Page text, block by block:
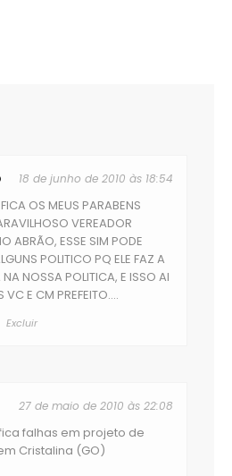
27 de maio de 2010 às 22:08
falhas em projeto de
Cristalina (GO)
18 de junho de 2010 às 18:54
OS MEUS PARABENS
VEREADOR
ABRÃO, ESSE SIM PODE
POLITICO PQ ELE FAZ A
NA NOSSA POLITICA, E ISSO AI
VC E CM PREFEITO....
Excluir